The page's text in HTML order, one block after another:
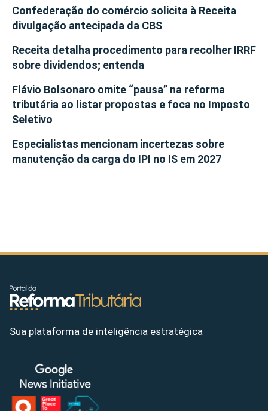
Confederação do comércio solicita à Receita
divulgação antecipada da CBS
Receita detalha procedimento para recolher IRRF
sobre dividendos; entenda
Flávio Bolsonaro omite “pausa” na reforma
tributária ao listar propostas e foca no Imposto
Seletivo
Especialistas mencionam incertezas sobre
manutenção da carga do IPI no IS em 2027
Sua plataforma de inteligência estratégica